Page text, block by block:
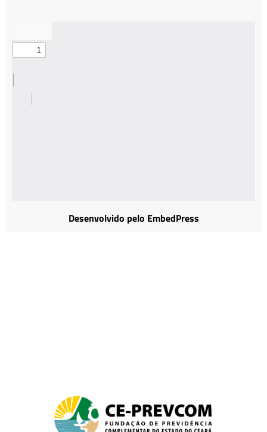
Desenvolvido pelo EmbedPress